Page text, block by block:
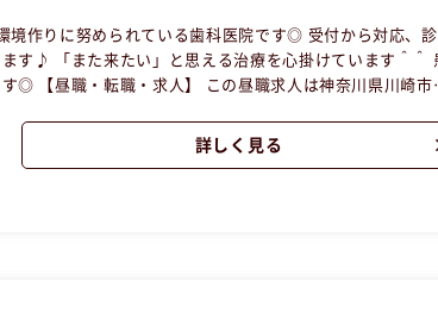
境作りに努められている歯科医院です◎ 受付から対応、診
♪ 「また来たい」と思える治療を心掛けています＾＾ 患
崎市川
詳しく見る